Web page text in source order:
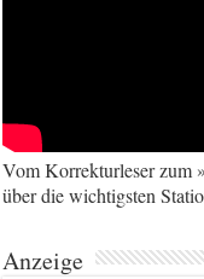
Vom Korrekturleser zum
über die wichtigsten
Anzeige